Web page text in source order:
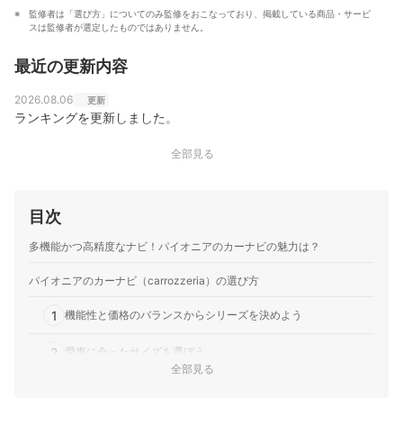
資格試験の講師も務める。
大岩俊之のプロフィール
監修者は「選び方」についてのみ監修をおこなっており、掲載している商品・サービ
スは監修者が選定したものではありません。
最近の更新内容
2026.08.06 更新
ランキングを更新しました。
全部見る
目次
多機能かつ高精度なナビ！パイオニアのカーナビの魅力は？
パイオニアのカーナビ（carrozzeria）の選び方
1 機能性と価格のバランスからシリーズを決めよう
2 愛車に合ったサイズを選ぼう
全部見る